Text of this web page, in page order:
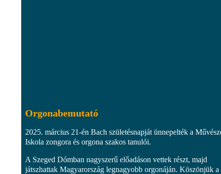
Orgonabemutató
2025. március 21-én Bach születésnapját ünnepelték a
Iskola zongora és orgona szakos tanulói.
A Szeged Dómban nagyszerű előadáson vettek részt, majd
játszhattak Magyarország legnagyobb orgonáján. Köszönjük a